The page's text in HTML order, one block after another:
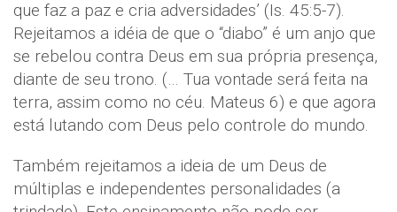
que faz a paz e cria adversidades’ (Is. 45:5-7).
Rejeitamos a idéia de que o “diabo” é um anjo que
se rebelou contra Deus em sua própria presença,
diante de seu trono. (… Tua vontade será feita na
terra, assim como no céu. Mateus 6) e que agora
está lutando com Deus pelo controle do mundo.
Também rejeitamos a ideia de um Deus de
múltiplas e independentes personalidades (a